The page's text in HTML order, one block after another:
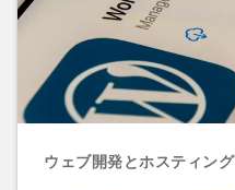
ウェブ開発とホスティング